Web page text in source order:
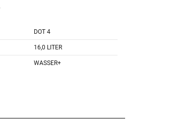
DOT 4
16,0 LITER
WASSER+